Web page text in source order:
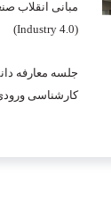
مبانی انقلاب
(Industry 4.0)
جلسه معارفه
کارشناسی ورودی